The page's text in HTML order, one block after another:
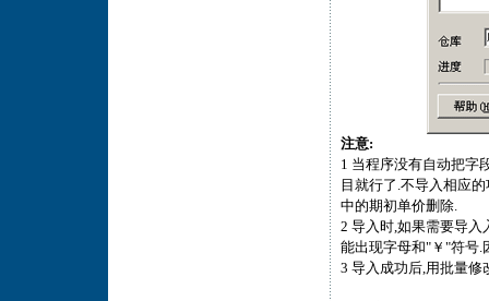
注意:
1 当程序没有自动把字
目就行了.不导入相应
中的期初单价删除.
2 导入时,如果需要导入
能出现字母和"￥"符号.
3 导入成功后,用批量修